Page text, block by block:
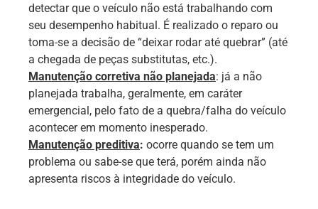
detectar que o veículo não está trabalhando com
seu desempenho habitual. É realizado o reparo ou
toma-se a decisão de “deixar rodar até quebrar” (até
a chegada de peças substitutas, etc.).
Manutenção corretiva não planejada: já a não
planejada trabalha, geralmente, em caráter
emergencial, pelo fato de a quebra/falha do veículo
acontecer em momento inesperado.
Manutenção preditiva: ocorre quando se tem um
problema ou sabe-se que terá, porém ainda não
apresenta riscos à integridade do veículo.